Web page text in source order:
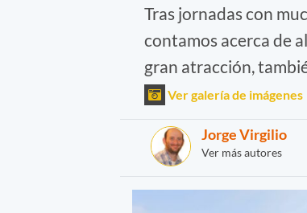
Tras jornadas con
contamos acerca de
gran atracción,
Ver galería de imágenes
Jorge Virgilio
Ver más autores